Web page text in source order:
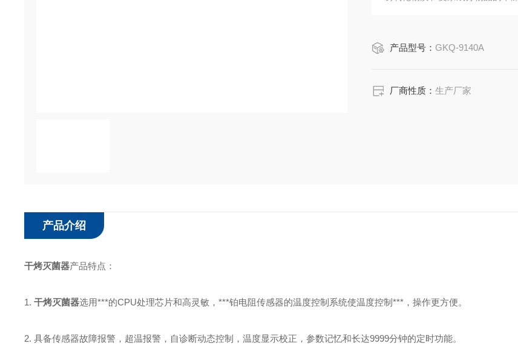
产品型号： GKQ-9140A
厂商性质：生产厂家
产品介绍
干烤灭菌器产品特点：
1. 干烤灭菌器选用***的CPU处理芯片和高灵敏，***铂电阻传感器的温度控制系统使温度控制***，操作更方便。
2. 具备传感器故障报警，超温报警，自诊断动态控制，温度显示校正，参数记忆和长达9999分钟的定时功能。